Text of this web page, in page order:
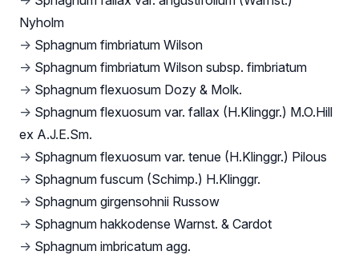
Nyholm
→ Sphagnum fimbriatum Wilson
→ Sphagnum fimbriatum Wilson subsp. fimbriatum
→ Sphagnum flexuosum Dozy & Molk.
→ Sphagnum flexuosum var. fallax (H.Klinggr.) M.O.Hill
ex A.J.E.Sm.
→ Sphagnum flexuosum var. tenue (H.Klinggr.) Pilous
→ Sphagnum fuscum (Schimp.) H.Klinggr.
→ Sphagnum girgensohnii Russow
→ Sphagnum hakkodense Warnst. & Cardot
→ Sphagnum imbricatum agg.